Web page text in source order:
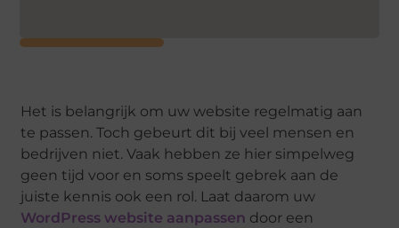
Het is belangrijk om uw website regelmatig aan
te passen. Toch gebeurt dit bij veel mensen en
bedrijven niet. Vaak hebben ze hier simpelweg
geen tijd voor en soms speelt gebrek aan de
juiste kennis ook een rol. Laat daarom uw
WordPress website aanpassen door een